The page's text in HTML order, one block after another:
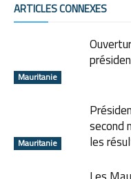
ARTICLES CONNEXES
Mauritanie
Mauritanie
second
les